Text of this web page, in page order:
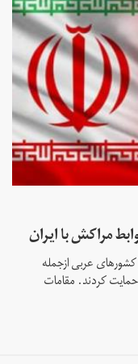
مراکش با ایران
کشورهای عربی ازجمله
کردند. مقامات